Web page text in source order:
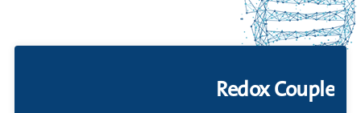
Redox Couple